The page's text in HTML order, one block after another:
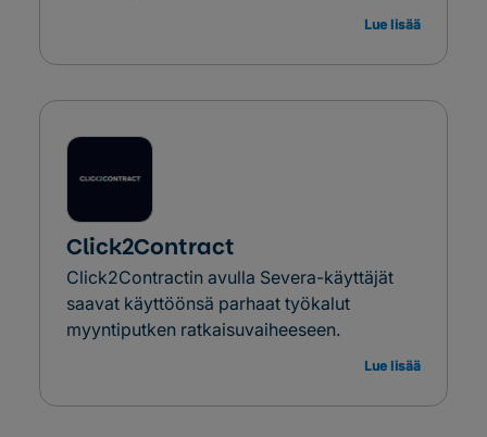
Lue lisää
Click2Contract
Click2Contractin avulla Severa-käyttäjät
saavat käyttöönsä parhaat työkalut
myyntiputken ratkaisuvaiheeseen.
Lue lisää